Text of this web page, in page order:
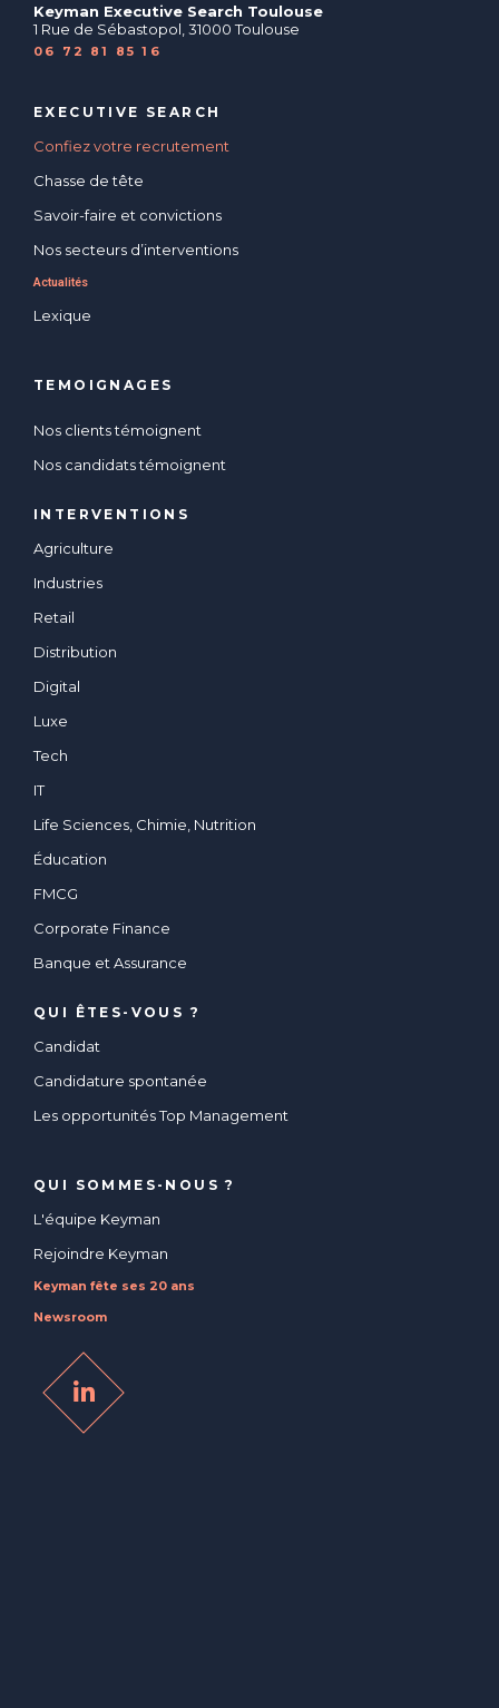
Keyman Executive Search Toulouse
1 Rue de Sébastopol, 31000 Toulouse
06 72 81 85 16
EXECUTIVE SEARCH
Confiez votre recrutement
Chasse de tête
Savoir-faire et convictions
Nos secteurs d’interventions
Actualités
Lexique
TEMOIGNAGES
Nos clients témoignent
Nos candidats témoignent
INTERVENTIONS
Agriculture
Industries
Retail
Distribution
Digital
Luxe
Tech
IT
Life Sciences, Chimie, Nutrition
Éducation
FMCG
Corporate Finance
Banque et Assurance
QUI ÊTES-VOUS ?
Candidat
Candidature spontanée
Les opportunités Top Management
QUI SOMMES-NOUS ?
L'équipe Keyman
Rejoindre Keyman
Keyman fête ses 20 ans
Newsroom